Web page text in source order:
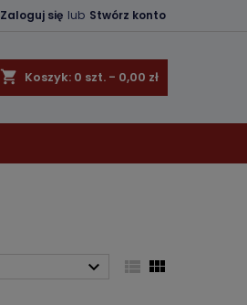
Zaloguj się lub Stwórz konto
shopping_cart Koszyk: 0 szt. - 0,00 zł
  